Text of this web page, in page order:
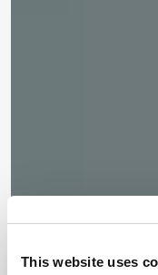
This website uses